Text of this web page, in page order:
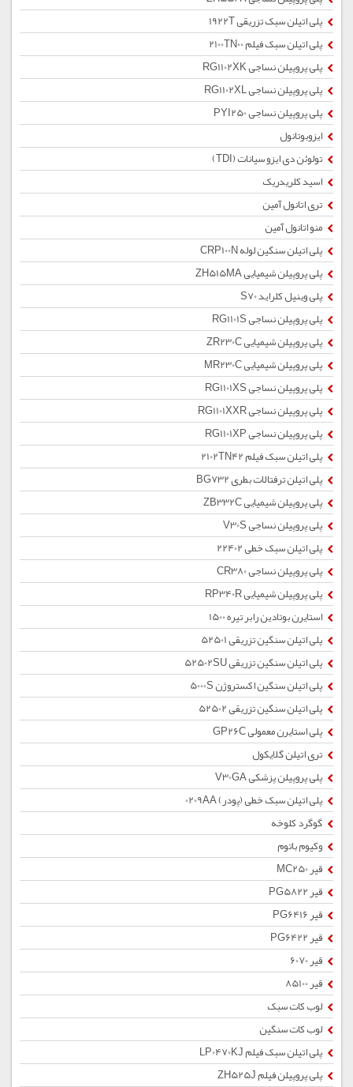
پلی اتیلن سبک تزریقی 1922T
پلی اتیلن سبک فیلم 2100TN00
پلی پروپیلن نساجی RG1102XK
پلی پروپیلن نساجی RG1102XL
پلی پروپیلن نساجی PYI250
ایزوبوتانول
تولوئن دی ایزو سیانات (TDI)
اسید کلریدریک
تری اتانول آمین
منو اتانول آمین
پلی اتیلن سنگین لوله CRP100N
پلی پروپیلن شیمیایی ZH515MA
پلی وینیل کلراید S70
پلی پروپیلن نساجی RG1101S
پلی پروپیلن شیمیایی ZR230C
پلی پروپیلن شیمیایی MR230C
پلی پروپیلن نساجی RG1101XS
پلی پروپیلن نساجی RG1101XXR
پلی پروپیلن نساجی RG1101XP
پلی اتیلن سبک فیلم 2102TN42
پلی اتیلن ترفتالات بطری BG732
پلی پروپیلن شیمیایی ZB332C
پلی پروپیلن نساجی V30S
پلی اتیلن سبک خطی 22402
پلی پروپیلن نساجی CR380
پلی پروپیلن شیمیایی RP340R
استایرن بوتادین رابر تیره 1500
پلی اتیلن سنگین تزریقی 52501
پلی اتیلن سنگین تزریقی 52502SU
پلی اتیلن سنگین اکستروژن 5000S
پلی اتیلن سنگین تزریقی 52502
پلی استایرن معمولی GP26C
تری اتیلن گلایکول
پلی پروپیلن پزشکی V30GA
پلی اتیلن سبک خطی (پودر) 0209AA
گوگرد کلوخه
وکیوم باتوم
قیر MC250
قیر PG5822
قیر PG6416
قیر PG6422
قیر 6070
قیر 85100
لوب کات سبک
لوب کات سنگین
پلی اتیلن سبک فیلم LP0470KJ
پلی پروپیلن فیلم ZH525J